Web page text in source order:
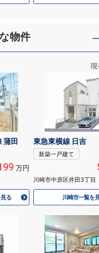
物件
現
蒲田
万円
る
東急東横線 日吉
新築一戸建て
川崎市中原区井田3丁目
川崎市一覧を